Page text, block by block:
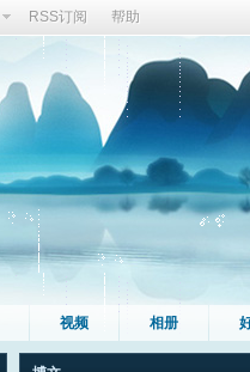
RSS订阅 帮助
视频 相册